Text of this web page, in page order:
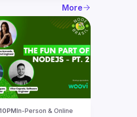
More
In-Person & Online